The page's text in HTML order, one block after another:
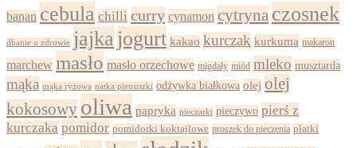
banan cebula chilli curry cynamon cytryna czosnek
dbanie o zdrowie jajka jogurt kakao kurczak kurkuma makaron
marchew masło masło orzechowe migdały miód mleko musztarda
mąka mąka ryżowa natka pietruszki odżywka białkowa olej olej
kokosowy oliwa papryka pieczarki pieczywo pierś z
kurczaka pomidor pomidorki koktajlowe proszek do pieczenia płatki